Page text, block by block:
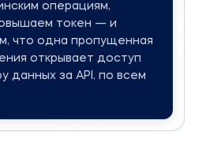
операциям,
токен — и
что одна пропущенная
открывает доступ
данных за API, по всем